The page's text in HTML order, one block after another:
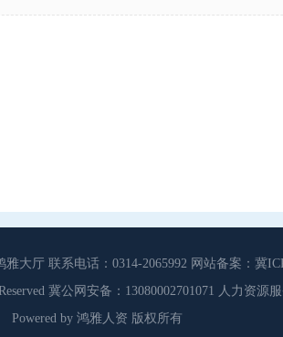
大厅 联系电话：0314-2065992 网站备案：冀
冀公网安备：13080002701071 人力资源
Powered by 鸿雅人资 版权所有